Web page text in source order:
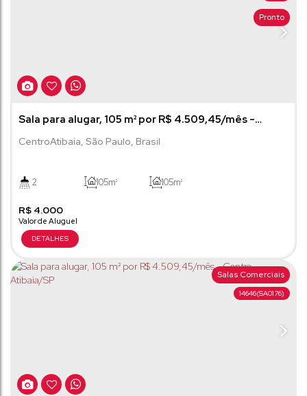
Pronto
Sala para alugar, 105 m² por R$ 4.509,45/mês -
Centro - Atibaia/SP
R$ 4.000
CentroAtibaia, São Paulo, Brasil
2 105m² 105m²
14646(SA0176)
Salas Comerciais